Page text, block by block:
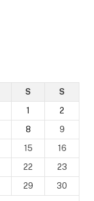
S
S
1
2
8
9
15
16
22
23
29
30